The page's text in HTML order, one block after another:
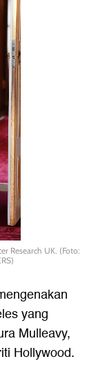
Research UK. (Foto:
yang
Mulleavy,
Hollywood.